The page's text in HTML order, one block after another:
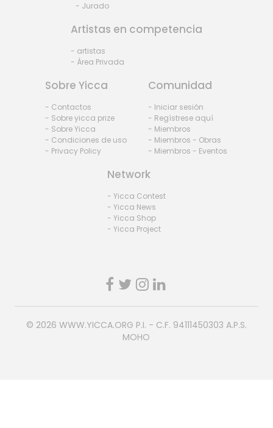
- Jurado
Artistas en competencia
- artistas
- Área Privada
Sobre Yicca
- Contactos
- Sobre yicca prize
- Sobre Yicca
- Condiciones de uso
- Privacy Policy
Comunidad
- Iniciar sesión
- Regístrese aquí
- Miembros
- Miembros - Obras
- Miembros - Eventos
Network
- Yicca Contest
- Yicca News
- Yicca Shop
- Yicca Project
© 2026 WWW.YICCA.ORG P.I. - C.F. 94111450303 A.P.S.
MOHO